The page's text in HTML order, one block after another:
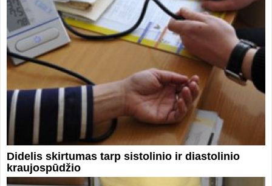
Didelis skirtumas tarp sistolinio ir diastolinio
kraujospūdžio